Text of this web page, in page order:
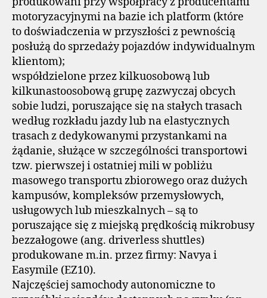
motoryzacyjnymi na bazie ich platform (które
to doświadczenia w przyszłości z pewnością
posłużą do sprzedaży pojazdów indywidualnym
klientom);
współdzielone przez kilkuosobową lub
kilkunastoosobową grupę zazwyczaj obcych
sobie ludzi, poruszające się na stałych trasach
według rozkładu jazdy lub na elastycznych
trasach z dedykowanymi przystankami na
żądanie, służące w szczególności transportowi
tzw. pierwszej i ostatniej mili w pobliżu
masowego transportu zbiorowego oraz dużych
kampusów, kompleksów przemysłowych,
usługowych lub mieszkalnych – są to
poruszające się z miejską prędkością mikrobusy
bezzałogowe (ang. driverless shuttles)
produkowane m.in. przez firmy: Navya i
Easymile (EZ10).
Najczęściej samochody autonomiczne to